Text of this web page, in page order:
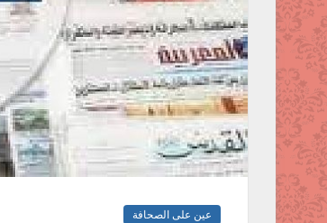
عين على الصحافة